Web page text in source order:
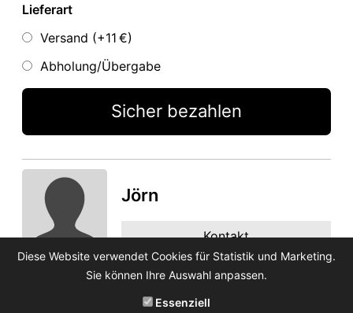
Lieferart
Versand (+11 €)
Abholung/Übergabe
Sicher bezahlen
Jörn
Kontakt
Diese Website verwendet Cookies für Statistik und Marketing.
Sie können Ihre Auswahl anpassen.
Essenziell